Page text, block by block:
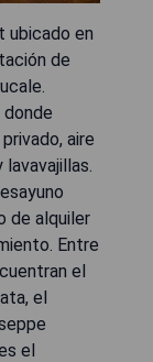
ubicado en
de
aire
de alquiler
Entre
el
el
el